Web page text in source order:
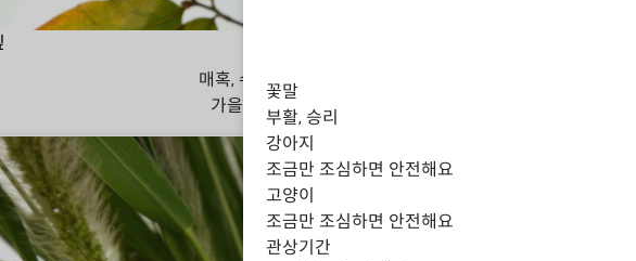
매혹, 수줍음
가을 겨울
꽃말
부활, 승리
강아지
조금만 조심하면 안전해요
고양이
조금만 조심하면 안전해요
관상기간